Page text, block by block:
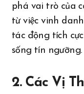
phá vai trò của
từ việc vinh
tác động tích
sống tín ngưỡng.
2. Các Vị